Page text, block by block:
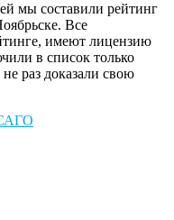
мы составили рейтинг
Все
имеют лицензию
в список только
раз доказали свою